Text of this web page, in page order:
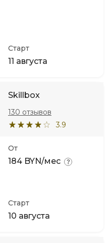
Старт
11 августа
Skillbox
3.9
130 отзывов
От
184 BYN/мес
Старт
10 августа